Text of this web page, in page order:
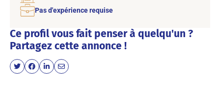
Pas d'expérience requise
Ce profil vous fait penser à quelqu'un ?
Partagez cette annonce !